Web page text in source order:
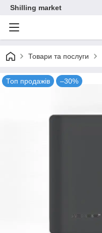
Shilling market
Товари та послуги
Топ продажів –30%